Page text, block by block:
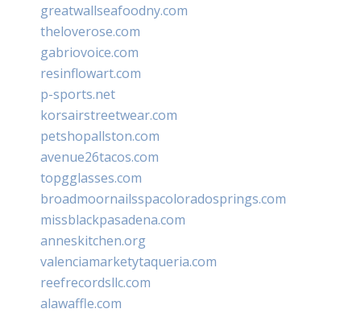
greatwallseafoodny.com
theloverose.com
gabriovoice.com
resinflowart.com
p-sports.net
korsairstreetwear.com
petshopallston.com
avenue26tacos.com
topgglasses.com
broadmoornailsspacoloradosprings.com
missblackpasadena.com
anneskitchen.org
valenciamarketytaqueria.com
reefrecordsllc.com
alawaffle.com